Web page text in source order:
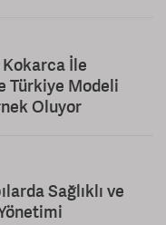
İle
Türkiye Modeli
Oluyor
Sağlıklı ve